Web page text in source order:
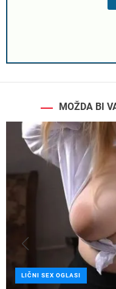
MOŽDA BI
LIČNI SEX OGLASI